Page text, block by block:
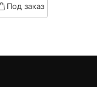
onПод заказ